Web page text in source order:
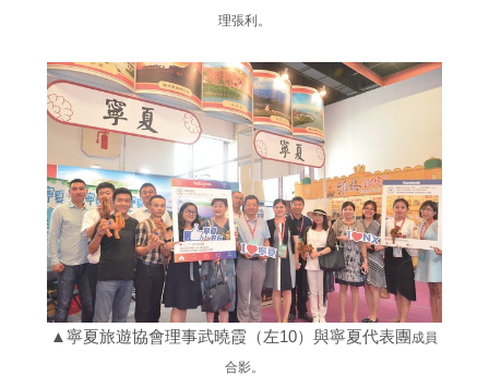
理張利。
▲寧夏旅遊協會理事武曉霞（左10）與寧夏代表團成員
合影。